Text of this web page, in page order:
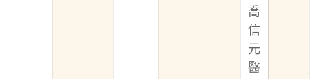
喬
信
元
醫